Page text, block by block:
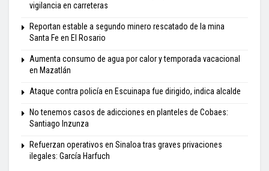
vigilancia en carreteras
Reportan estable a segundo minero rescatado de la mina
Santa Fe en El Rosario
Aumenta consumo de agua por calor y temporada vacacional
en Mazatlán
Ataque contra policía en Escuinapa fue dirigido, indica alcalde
No tenemos casos de adicciones en planteles de Cobaes:
Santiago Inzunza
Refuerzan operativos en Sinaloa tras graves privaciones
ilegales: García Harfuch